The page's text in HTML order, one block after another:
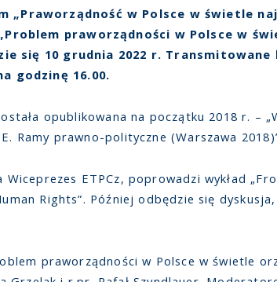
„Praworządność w Polsce w świetle
praworządności w Polsce w
się 10 grudnia 2022 r.
godzinę 16.00.
opublikowana na początku 2018 r. –
Ramy prawno-polityczne (Warszawa
ETPCz, poprowadzi wykład
Rights”. Później odbędzie się
praworządności w Polsce w świetle